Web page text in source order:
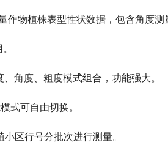
作物植株表型性状数据，包含角度
角度、粗度模式组合，功能强大。
式可自由切换。
小区行号分批次进行测量。